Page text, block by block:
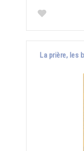
La prière, les